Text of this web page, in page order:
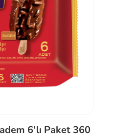
6’lı Paket 360